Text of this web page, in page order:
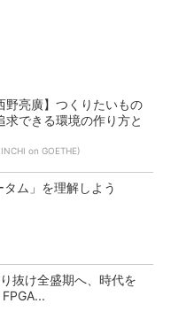
野亮廣】つくりたいもの
求できる環境の作り方と
on GOETHE)
ム」を理解しよう
抜け全盛期へ、時代を